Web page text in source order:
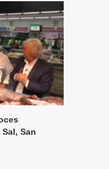
San